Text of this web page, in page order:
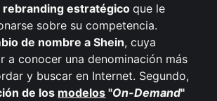
rebranding estratégicoque le
sobre su competencia.
de nombre a Shein, cuya
a conocer una denominación más
y buscar en Internet. Segundo,
de los modelos "On-Demand"